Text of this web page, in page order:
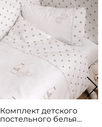
Комплект детского
постельного белья